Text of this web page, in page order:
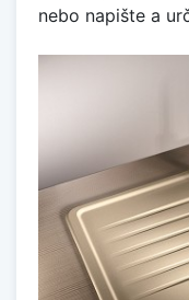
nebo napište a